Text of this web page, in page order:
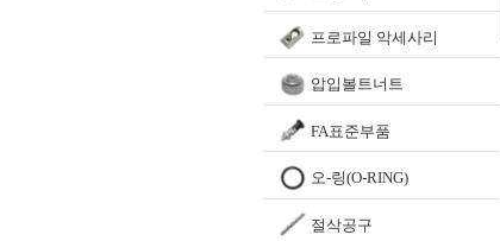
프로파일 악세사리
압입볼트너트
FA표준부품
오-링(O-RING)
절삭공구